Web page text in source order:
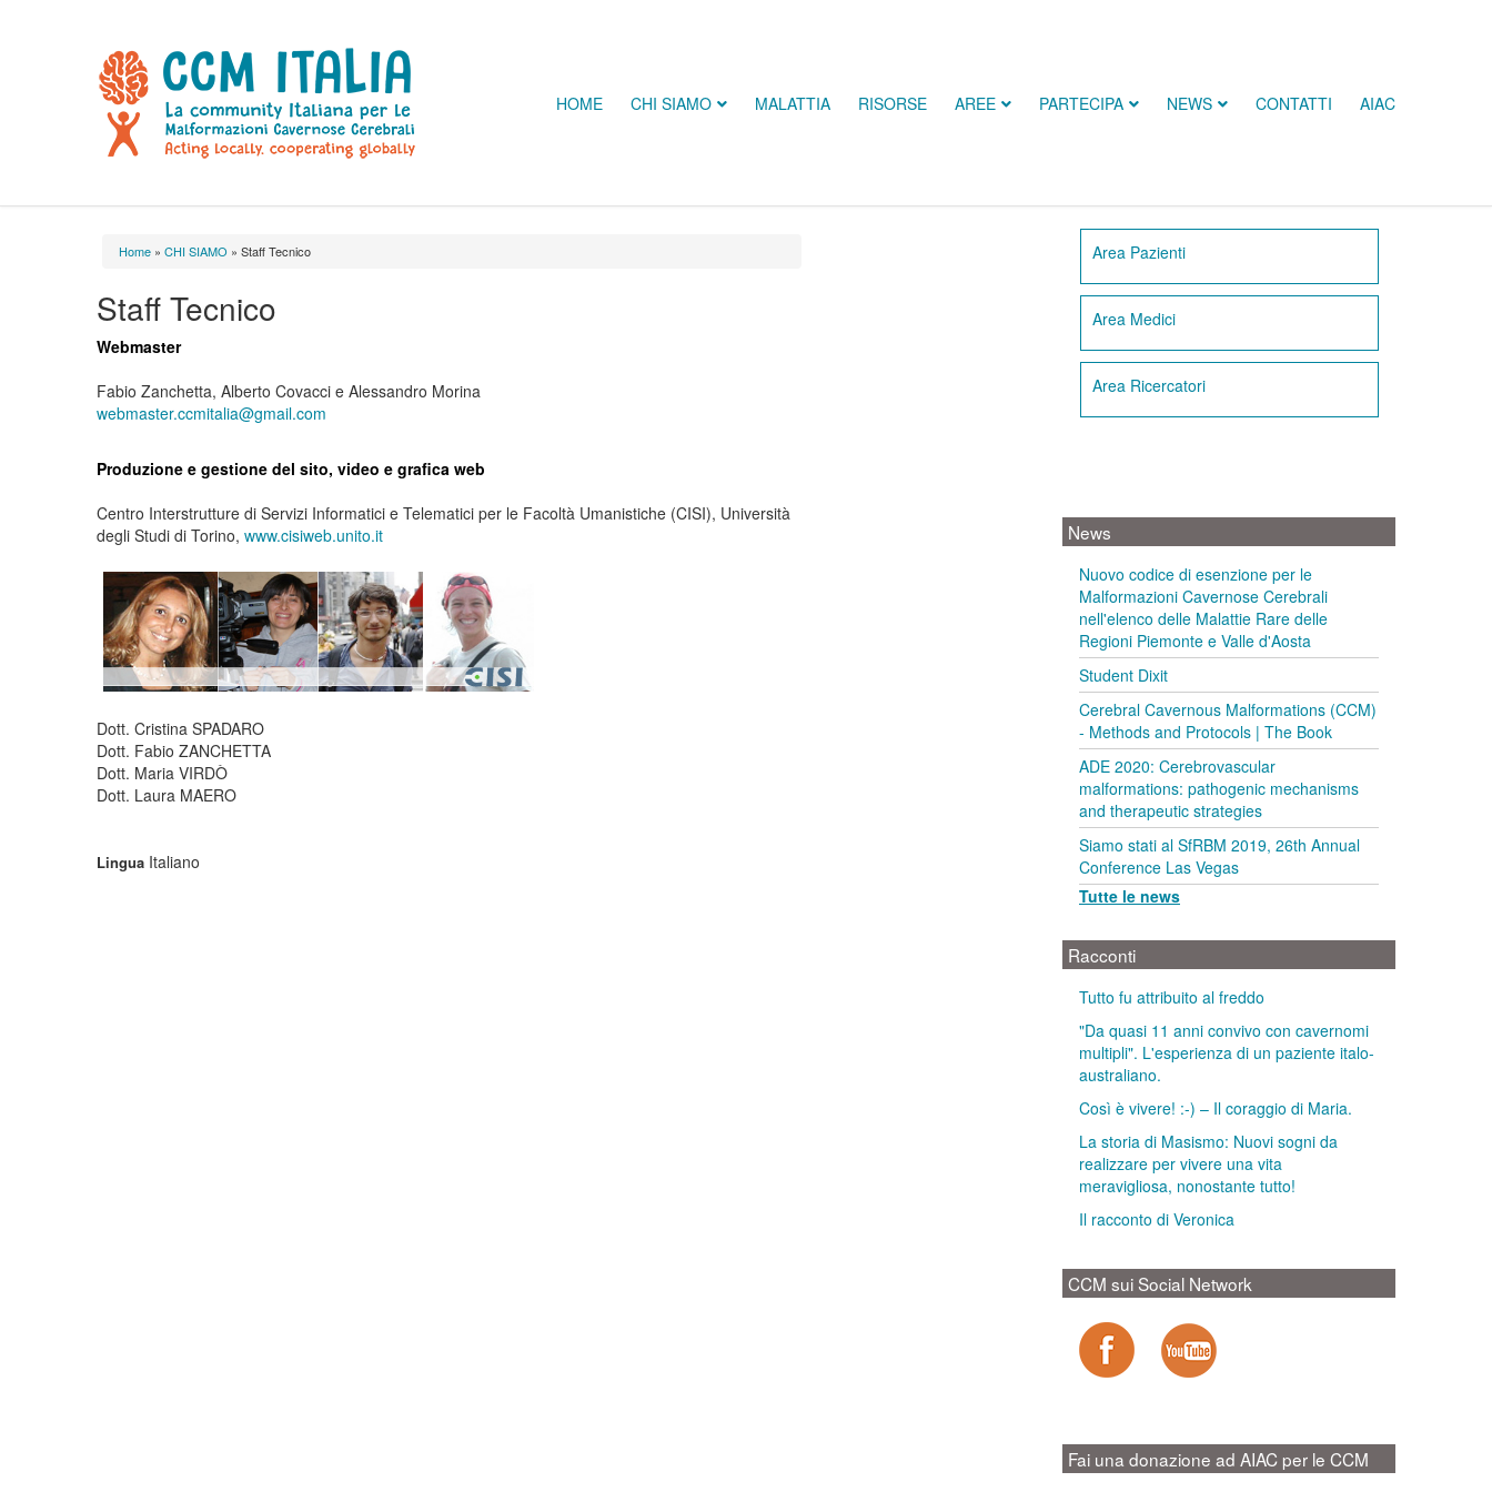
HOME CHI SIAMO MALATTIA RISORSE AREE PARTECIPA NEWS CONTATTI AIAC
Home » CHI SIAMO » Staff Tecnico
Staff Tecnico
Webmaster
Fabio Zanchetta, Alberto Covacci e Alessandro Morina
webmaster.ccmitalia@gmail.com
Produzione e gestione del sito, video e grafica web
Centro Interstrutture di Servizi Informatici e Telematici per le Facoltà Umanistiche (CISI), Università
degli Studi di Torino, www.cisiweb.unito.it
Dott. Cristina SPADARO
Dott. Fabio ZANCHETTA
Dott. Maria VIRDÒ
Dott. Laura MAERO
Lingua Italiano
Area Pazienti
Area Medici
Area Ricercatori
News
Nuovo codice di esenzione per le
Malformazioni Cavernose Cerebrali
nell'elenco delle Malattie Rare delle
Regioni Piemonte e Valle d'Aosta
Student Dixit
Cerebral Cavernous Malformations (CCM)
- Methods and Protocols | The Book
ADE 2020: Cerebrovascular
malformations: pathogenic mechanisms
and therapeutic strategies
Siamo stati al SfRBM 2019, 26th Annual
Conference Las Vegas
Tutte le news
Racconti
Tutto fu attribuito al freddo
"Da quasi 11 anni convivo con cavernomi
multipli". L'esperienza di un paziente italo-
australiano.
Così è vivere! :-) – Il coraggio di Maria.
La storia di Masismo: Nuovi sogni da
realizzare per vivere una vita
meravigliosa, nonostante tutto!
Il racconto di Veronica
CCM sui Social Network
Fai una donazione ad AIAC per le CCM